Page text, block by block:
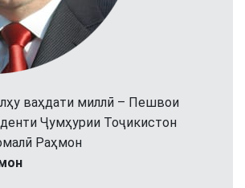
ваҳдати миллӣ – Пешвои
Ҷумҳурии Тоҷикистон
Раҳмон